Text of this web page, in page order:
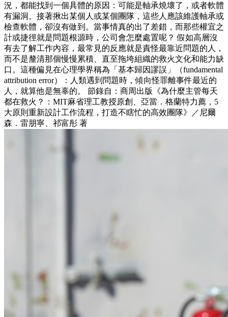
況，都能找到一個具體的原因：可能是軸承燒壞了，或者軟體
有漏洞。接著揪出某個人或某個團隊，這些人應該維護軸承或
檢查軟體，卻沒有做到。當事情真的出了差錯，而那些權宜之
計或捷徑就是問題根源時，公司會怎麼處置呢？ 假如高層沒
有去了解工作內容，最常見的反應就是責怪最靠近問題的人，
而不是釐清那個慢慢累積、直至拖垮組織的救火文化和能力缺
口。這種偏見在心理學界稱為「基本歸因謬誤」（fundamental
attribution error）：人類遇到問題時，傾向怪罪離事件最近的
人，就算他是無辜的。 節錄自：商周出版《為什麼主管每天
都在救火？：MIT麻省理工教授原創、亞當．格蘭特力薦，5
大原則重新設計工作流程，打造不瞎忙的高效團隊》／尼爾
森．雷朋寧、祁富彤 著